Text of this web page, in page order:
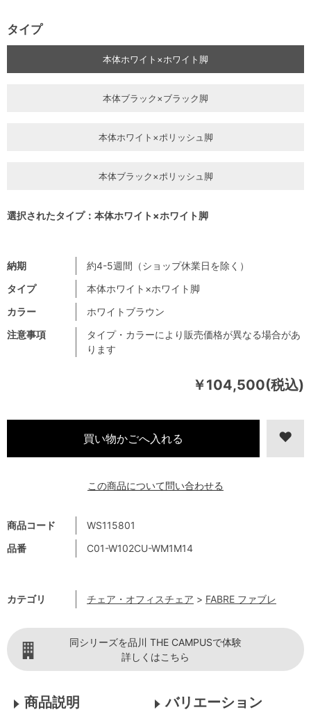
￥104,500(税込)
商品コード
WS115801
品番
C01-W102CU-WM1M14
カテゴリ チェア・オフィスチェア > FABRE ファブレ
注意事項
タイプ・カラーにより販売価格が異なる場合があ
ります
納期
約4-5週間（ショップ休業日を除く）
タイプ
本体ホワイト×ホワイト脚
カラー
ホワイトブラウン
タイプ
本体ホワイト×ホワイト脚
本体ブラック×ブラック脚
本体ホワイト×ポリッシュ脚
本体ブラック×ポリッシュ脚
選択されたタイプ：本体ホワイト×ホワイト脚
この商品について問い合わせる
同シリーズを品川 THE CAMPUSで体験
詳しくはこちら
商品説明 バリエーション